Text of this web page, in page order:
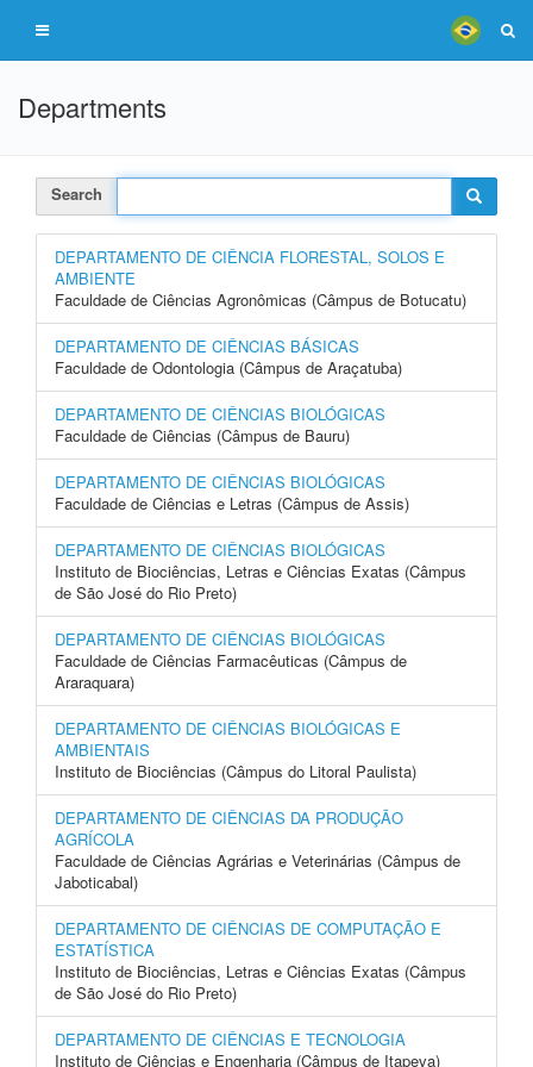
Departments
Search
DEPARTAMENTO DE CIÊNCIA FLORESTAL, SOLOS E
AMBIENTE
Faculdade de Ciências Agronômicas (Câmpus de Botucatu)
DEPARTAMENTO DE CIÊNCIAS BÁSICAS
Faculdade de Odontologia (Câmpus de Araçatuba)
DEPARTAMENTO DE CIÊNCIAS BIOLÓGICAS
Faculdade de Ciências (Câmpus de Bauru)
DEPARTAMENTO DE CIÊNCIAS BIOLÓGICAS
Faculdade de Ciências e Letras (Câmpus de Assis)
DEPARTAMENTO DE CIÊNCIAS BIOLÓGICAS
Instituto de Biociências, Letras e Ciências Exatas (Câmpus
de São José do Rio Preto)
DEPARTAMENTO DE CIÊNCIAS BIOLÓGICAS
Faculdade de Ciências Farmacêuticas (Câmpus de
Araraquara)
DEPARTAMENTO DE CIÊNCIAS BIOLÓGICAS E
AMBIENTAIS
Instituto de Biociências (Câmpus do Litoral Paulista)
DEPARTAMENTO DE CIÊNCIAS DA PRODUÇÃO
AGRÍCOLA
Faculdade de Ciências Agrárias e Veterinárias (Câmpus de
Jaboticabal)
DEPARTAMENTO DE CIÊNCIAS DE COMPUTAÇÃO E
ESTATÍSTICA
Instituto de Biociências, Letras e Ciências Exatas (Câmpus
de São José do Rio Preto)
DEPARTAMENTO DE CIÊNCIAS E TECNOLOGIA
Instituto de Ciências e Engenharia (Câmpus de Itapeva)